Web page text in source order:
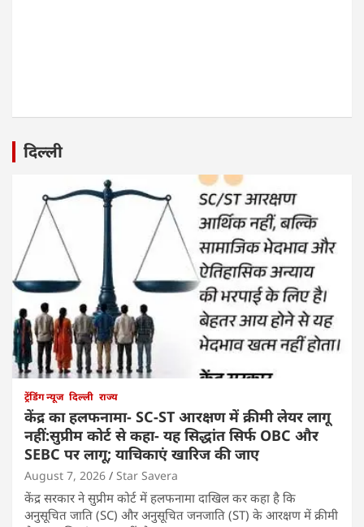
दिल्ली
ट्रेंडिंग न्यूज दिल्ली राज्य
केंद्र का हलफनामा- SC-ST आरक्षण में क्रीमी लेयर लागू
नहीं:सुप्रीम कोर्ट से कहा- यह सिद्धांत सिर्फ OBC और
SEBC पर लागू; याचिकाएं खारिज की जाए
August 7, 2026 Star Savera
केंद्र सरकार ने सुप्रीम कोर्ट में हलफनामा दाखिल कर कहा है कि
अनुसूचित जाति (SC) और अनुसूचित जनजाति (ST) के आरक्षण में क्रीमी